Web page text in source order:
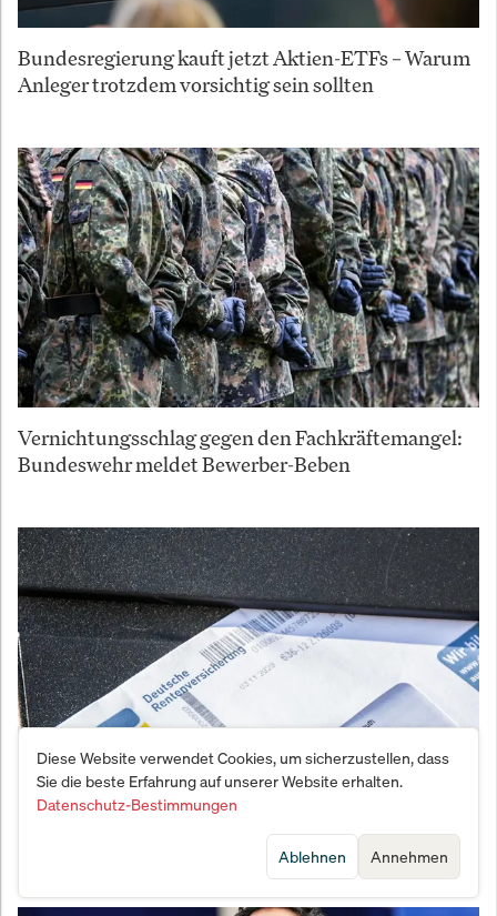
Bundesregierung kauft jetzt Aktien-ETFs – Warum
Anleger trotzdem vorsichtig sein sollten
Vernichtungsschlag gegen den Fachkräftemangel:
Bundeswehr meldet Bewerber-Beben
Wie der Geheim-Plan von Merz und Bas die
deutschen Rentner an den Abgrund treibt
Diese Website verwendet Cookies, um sicherzustellen, dass
Sie die beste Erfahrung auf unserer Website erhalten.
Datenschutz-Bestimmungen
Annehmen
Ablehnen